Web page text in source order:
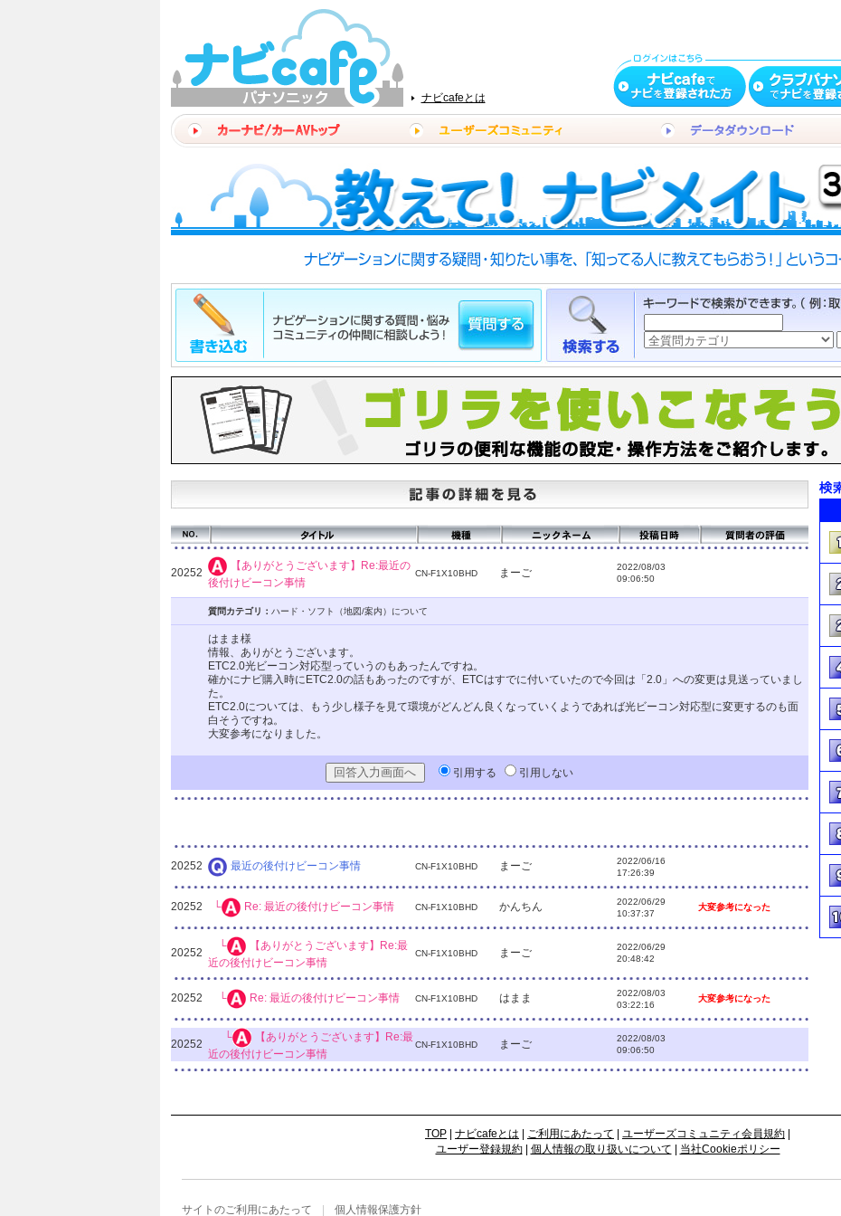
ナビcafeとは
20252
【ありがとうございます】Re:最近の
後付けビーコン事情
CN-F1X10BHD まーご
2022/08/03
09:06:50
質問カテゴリ： ハード・ソフト（地図/案内）について
はまま様
情報、ありがとうございます。
ETC2.0光ビーコン対応型っていうのもあったんですね。
確かにナビ購入時にETC2.0の話もあったのですが、ETCはすでに付いていたので今回は「2.0」への変更は見送っていまし
た。
ETC2.0については、もう少し様子を見て環境がどんどん良くなっていくようであれば光ビーコン対応型に変更するのも面
白そうですね。
大変参考になりました。
引用する 引用しない
20252 最近の後付けビーコン事情 CN-F1X10BHD まーご
2022/06/16
17:26:39
20252 └ Re: 最近の後付けビーコン事情 CN-F1X10BHD かんちん
2022/06/29
10:37:37
大変参考になった
20252
└
【ありがとうございます】Re:最
近の後付けビーコン事情
CN-F1X10BHD まーご
2022/06/29
20:48:42
20252 └ Re: 最近の後付けビーコン事情 CN-F1X10BHD はまま
2022/08/03
03:22:16
大変参考になった
20252
└
【ありがとうございます】Re:最
近の後付けビーコン事情
CN-F1X10BHD まーご
2022/08/03
09:06:50
TOP ナビcafeとは ご利用にあたって ユーザーズコミュニティ会員規約
ユーザー登録規約| 個人情報の取り扱いについて 当社Cookieポリシー
サイトのご利用にあたって 個人情報保護方針